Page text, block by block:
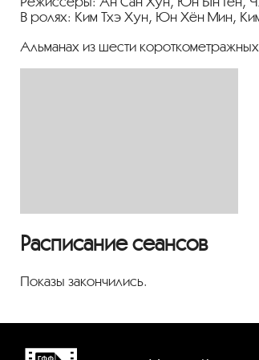
В ролях: Ким Тхэ Хун, Юн Хён Мин,
Альманах из шести
Расписание сеансов
Показы закончились.